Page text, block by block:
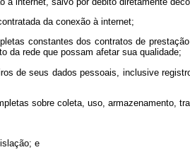
da conexão à internet;
constantes dos contratos de
da rede que possam afetar sua qualidade;
de seus dados pessoais, inclusive
sobre coleta, uso, armazenamento,
e